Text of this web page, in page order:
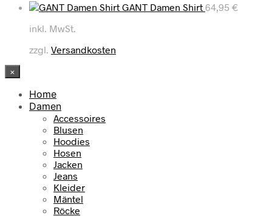
GANT Damen Shirt 64,95 €
inkl. MwSt.
zzgl. Versandkosten
×
Home
Damen
Accessoires
Blusen
Hoodies
Hosen
Jacken
Jeans
Kleider
Mäntel
Röcke